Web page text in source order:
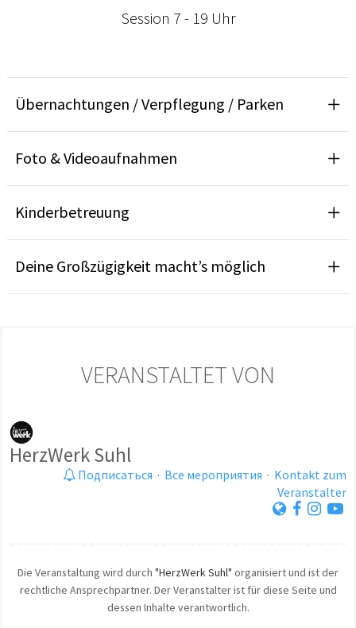
Session 7 - 19 Uhr
Übernachtungen / Verpflegung / Parken
Foto & Videoaufnahmen
Kinderbetreuung
Deine Großzügigkeit macht’s möglich
VERANSTALTET VON
HerzWerk Suhl
Подписаться · Все мероприятия · Kontakt zum
Veranstalter
Die Veranstaltung wird durch "HerzWerk Suhl" organisiert und ist der
rechtliche Ansprechpartner. Der Veranstalter ist für diese Seite und
dessen Inhalte verantwortlich.